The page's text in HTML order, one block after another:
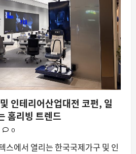
인테리어산업대전 코펀, 일
홈리빙 트렌드
0
스에서 열리는 한국국제가구 및 인